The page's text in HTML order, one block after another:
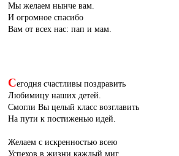
Мы желаем нынче вам.
И огромное спасибо
Вам от всех нас: пап и мам.
Сегодня счастливы поздравить
Любимицу наших детей.
Смогли Вы целый класс возглавить
На пути к постиженью идей.
Желаем с искренностью всею
Успехов в жизни каждый миг,